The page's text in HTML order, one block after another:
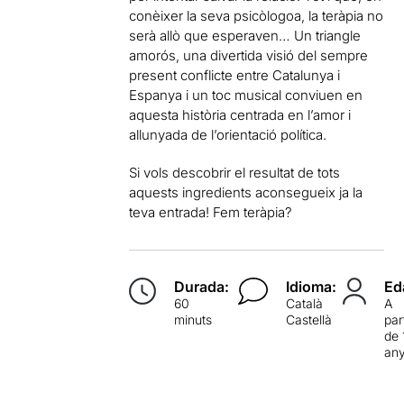
conèixer la seva psicòlogoa, la teràpia no
serà allò que esperaven… Un triangle
amorós, una divertida visió del sempre
present conflicte entre Catalunya i
Espanya i un toc musical conviuen en
aquesta història centrada en l’amor i
allunyada de l’orientació política.
Si vols descobrir el resultat de tots
aquests ingredients aconsegueix ja la
teva entrada! Fem teràpia?
Durada:
60
minuts
Idioma:
Català
Castellà
A
de